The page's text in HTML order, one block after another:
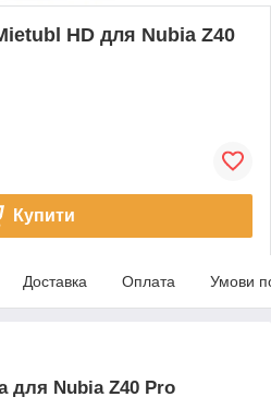
HD для Nubia Z40
Купити
Доставка Оплата Умови
для Nubia Z40 Pro